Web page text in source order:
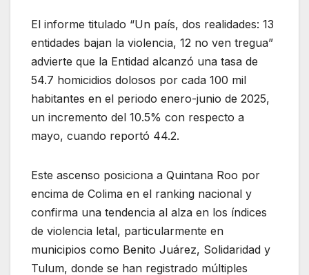
El informe titulado “Un país, dos realidades: 13
entidades bajan la violencia, 12 no ven tregua”
advierte que la Entidad alcanzó una tasa de
54.7 homicidios dolosos por cada 100 mil
habitantes en el periodo enero-junio de 2025,
un incremento del 10.5% con respecto a
mayo, cuando reportó 44.2.
Este ascenso posiciona a Quintana Roo por
encima de Colima en el ranking nacional y
confirma una tendencia al alza en los índices
de violencia letal, particularmente en
municipios como Benito Juárez, Solidaridad y
Tulum, donde se han registrado múltiples